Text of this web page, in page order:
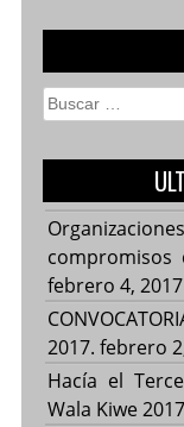
Buscar:
compromisos
febrero 4, 2017
2017. febrero
Hacía el
Wala Kiwe 2017